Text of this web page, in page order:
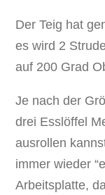
Der Teig hat
es wird 2
auf 200 Grad
Je nach der
drei Esslöffel
ausrollen
immer wieder
Arbeitsplatte,